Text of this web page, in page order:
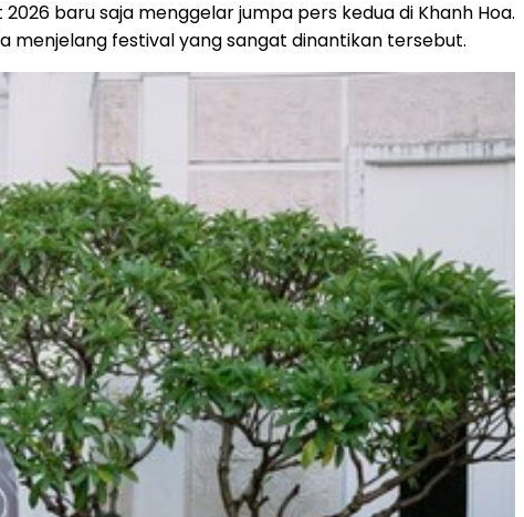
baru saja menggelar jumpa pers kedua di Khanh Hoa.
menjelang festival yang sangat dinantikan tersebut.